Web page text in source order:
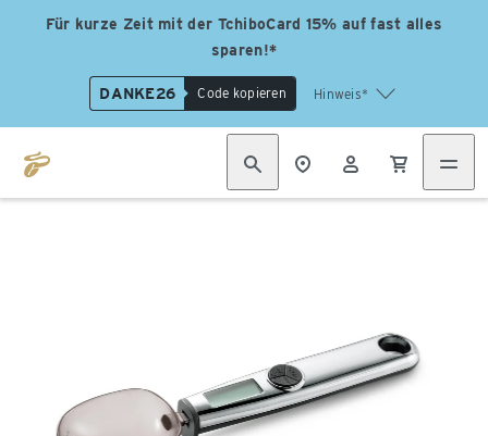
Für kurze Zeit mit der TchiboCard 15% auf fast alles
sparen!*
DANKE26 Code kopieren Hinweis*